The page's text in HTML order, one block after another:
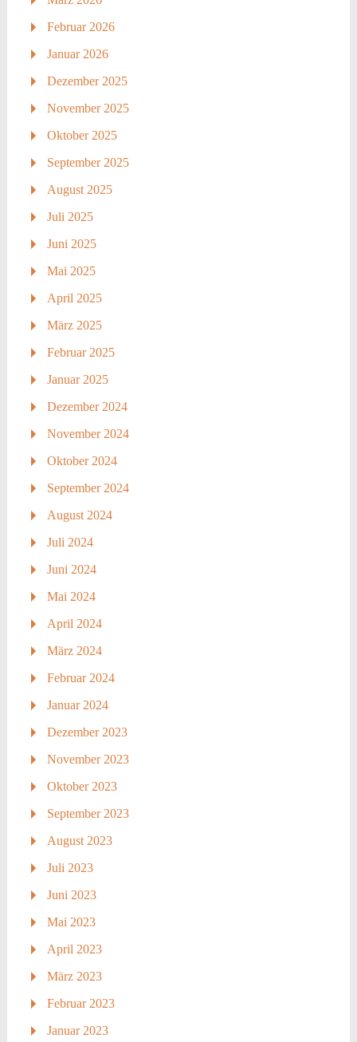
Februar 2026
Januar 2026
Dezember 2025
November 2025
Oktober 2025
September 2025
August 2025
Juli 2025
Juni 2025
Mai 2025
April 2025
März 2025
Februar 2025
Januar 2025
Dezember 2024
November 2024
Oktober 2024
September 2024
August 2024
Juli 2024
Juni 2024
Mai 2024
April 2024
März 2024
Februar 2024
Januar 2024
Dezember 2023
November 2023
Oktober 2023
September 2023
August 2023
Juli 2023
Juni 2023
Mai 2023
April 2023
März 2023
Februar 2023
Januar 2023